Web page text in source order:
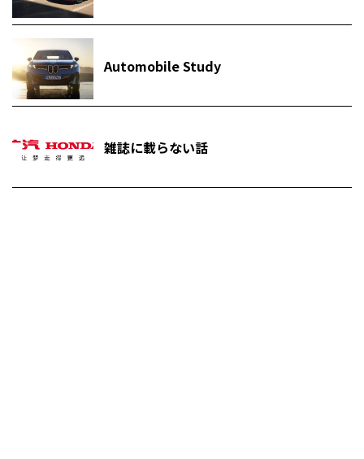
Automobile Study
雑誌に載らない話